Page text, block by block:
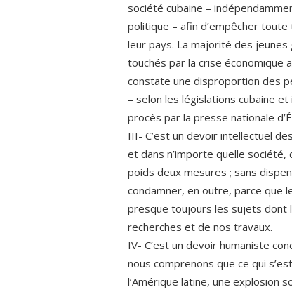
société cubaine –
politique – afin d’empêcher
leur pays. La majorité des
touchés par la crise économique
constate une disproportion des
– selon les législations cubaine
procès par la presse nationale
III- C’est un devoir intellectuel
et dans n’importe quelle société,
poids deux mesures ; sans
condamner, en outre, parce que
presque toujours les sujets dont
recherches et de nos travaux.
IV- C’est un devoir humaniste
nous comprenons que ce qui
l’Amérique latine, une explosion